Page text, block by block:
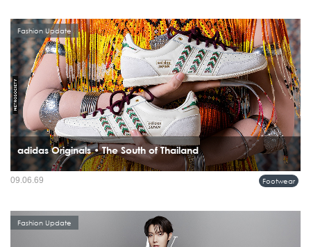
adidas Originals • The South of Thailand
ภาคใต้ของประเทศไทยกำลังกลายเป็นแรงบันดาลใจบทใหม่ในโลกแฟชั่น เมื่อ adidas
Fashion Update
Footwear
09.06.69
Fashion Update